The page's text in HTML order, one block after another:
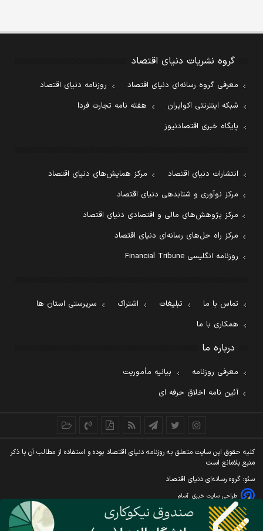
گروه نشریات دنیای اقتصاد
معرفی گروه رسانه‌ای دنیای اقتصاد
روزنامه دنیای اقتصاد
شبکه اینترنتی اکوایران
هفته نامه تجارت فردا
پایگاه خبری اقتصادنیوز
انتشارات دنیای اقتصاد
مرکز همایش‌های دنیای اقتصاد
مرکز نوآوری و شتابدهی دنیای اقتصاد
مرکز پژوهش‌های مالی و اقتصادی دنیای اقتصاد
مرکز راه حل‌های رسانه‌ای دنیای اقتصاد
روزنامه انگلیسی Financial Tribune
تماس با ما تبلیغات اشتراک
سرپرستی استان ها
همکاری با ما
درباره ما
معرفی روزنامه
بیانیه مأموریت
آئین نامه اخلاق حرفه ای
کليه حقوق اين سايت متعلق به روزنامه دنيای اقتصاد بوده و استفاده از مطالب آن با ذکر
منبع بلامانع است
سئو: گروه رسانه‌ای دنیای اقتصاد
طراحی سایت خبری آسام